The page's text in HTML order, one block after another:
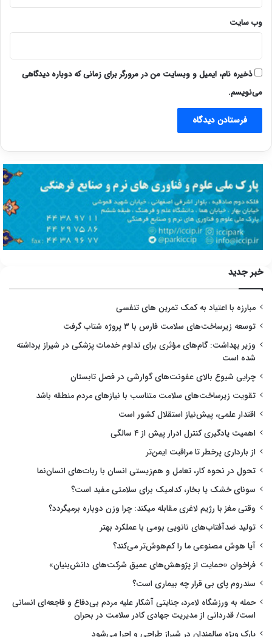
وب‌ سایت
ذخیره نام، ایمیل و وبسایت من در مرورگر برای زمانی که دوباره دیدگاهی
می‌نویسم.
خبر جدید
مبارزه با اعتیاد به کمک تمرین های تنفسی
توسعه زیرساخت‌های سلامت فارس با ۳ پروژه شتاب گرفت
وزیر بهداشت: گام‌های مؤثری برای تداوم خدمات پزشکی در شیراز برداشته
شده است
چرایی شیوع بالای عفونت‌های گوارشی در فصل تابستان
تقویت زیرساخت‌های سلامت متناسب با نیازهای مردم منطقه باشد
اقتدار علمی، پیش‌نیاز استقلال کشور است
اهمیت یادگیری کنترل ادرار پیش از ۴ سالگی
از بارداری پرخطر تا مراقبت ایمن‌تر
تحول در نحوه کار، تعامل و هم‌زیستی انسان با ربات‌های انسان‌نما
سونای خشک یا بخار، کدامیک برای سلامتی مفید است؟
وقتی مغز با رژیم لاغری مقابله میکند: چرا وزن دوباره برمیگردد؟
تولید ضدآفتاب‌های نانویی بومی با عملکرد بهتر
آیا هوش مصنوعی ما را کم‌هوش‌تر می‌کند؟
فراخوان «حمایت از پژوهش‌های عمیق شرکت‌های دانش‌بنیان»
سندروم پای بی قرار چه بیماری است؟
حمله به ورزشگاه لامرد، جنایتی آشکار علیه مردم بی‌دفاع و فاجعه‌ای انسانی
است/ قدردانی از مدیریت جهادی کادر سلامت در بحران
پارک ویژه سالمندان در شیراز طراحی و اجرا می‌شود